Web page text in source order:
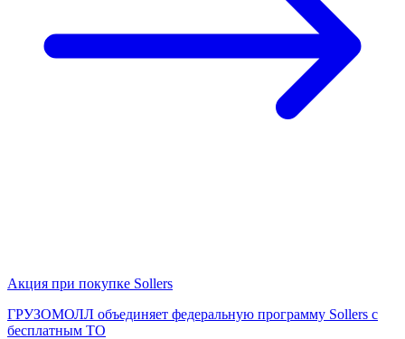
Акция при покупке Sollers
ГРУЗОМОЛЛ объединяет федеральную программу Sollers с
бесплатным ТО